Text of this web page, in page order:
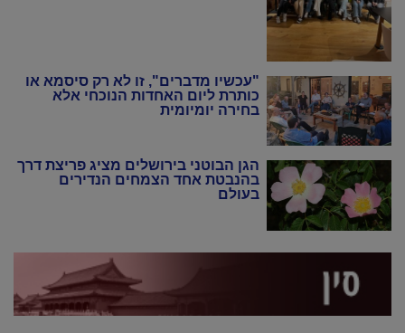
"עכשיו מדברים", זו לא רק סיסמא או
כותרת ליום האחדות הנוכחי אלא
בחירה יומיומית
הגן הבוטני בירושלים מציג פריצת דרך
בהנבטת אחד הצמחים הנדירים
בעולם